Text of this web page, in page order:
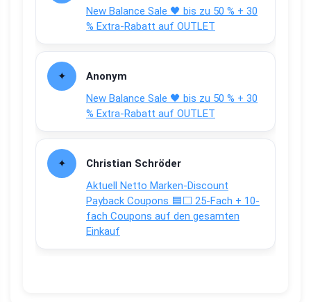
New Balance Sale 🖤 bis zu 50 % + 30
% Extra-Rabatt auf OUTLET
Anonym
New Balance Sale 🖤 bis zu 50 % + 30
% Extra-Rabatt auf OUTLET
Christian Schröder
Aktuell Netto Marken-Discount
Payback Coupons 🟦⬜ 25-Fach + 10-
fach Coupons auf den gesamten
Einkauf